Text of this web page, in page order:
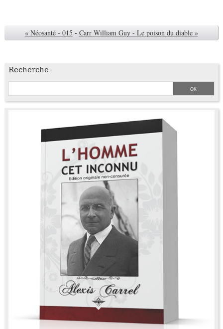
« Néosanté - 015 - Carr William Guy - Le poison du diable »
Recherche